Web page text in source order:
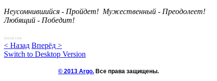
Неусомнившийся - Пройдет! Мужественный - Преодолеет!
Любящий - Победит!
Social Like
< Назад Вперёд >
Switch to Desktop Version
© 2013 Argo. Все права защищены.